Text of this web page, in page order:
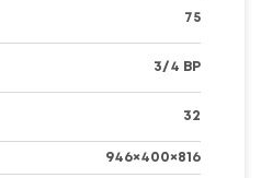
75
3/4 BP
32
946×400×816